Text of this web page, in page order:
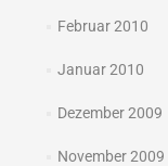
Februar 2010
Januar 2010
Dezember 2009
November 2009